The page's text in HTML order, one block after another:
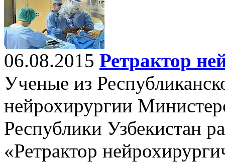
06.08.2015 Ретрактор
Ученые из
нейрохирургии
Республики Узбекистан
«Ретрактор